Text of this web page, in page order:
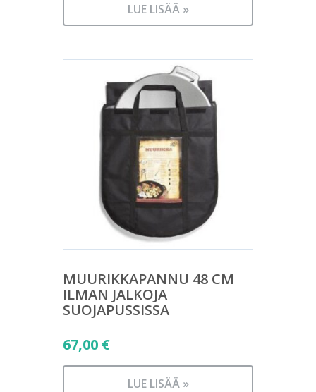
LUE LISÄÄ »
MUURIKKAPANNU 48 CM
ILMAN JALKOJA
SUOJAPUSSISSA
67,00 €
LUE LISÄÄ »